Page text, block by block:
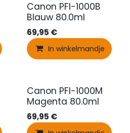
Canon PFI-1000B
Blauw 80.0ml
69,95 €
In winkelmandje
Canon PFI-1000M
Magenta 80.0ml
69,95 €